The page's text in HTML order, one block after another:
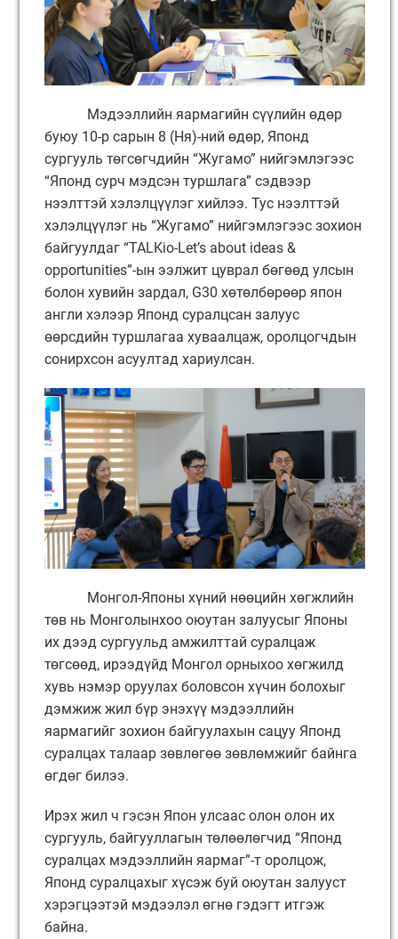
Мэдээллийн яармагийн сүүлийн өдөр
буюу 10-р сарын 8 (Ня)-ний өдөр, Японд
сургууль төгсөгчдийн “Жугамо” нийгэмлэгээс
“Японд сурч мэдсэн туршлага” сэдвээр
нээлттэй хэлэлцүүлэг хийлээ. Тус нээлттэй
хэлэлцүүлэг нь “Жугамо” нийгэмлэгээс зохион
байгуулдаг “TALKio-Let’s about ideas &
opportunities”-ын ээлжит цуврал бөгөөд улсын
болон хувийн зардал, G30 хөтөлбөрөөр япон
англи хэлээр Японд суралцсан залуус
өөрсдийн туршлагаа хуваалцаж, оролцогчдын
сонирхсон асуултад хариулсан.
Монгол-Японы хүний нөөцийн хөгжлийн
төв нь Монголынхоо оюутан залуусыг Японы
их дээд сургуульд амжилттай суралцаж
төгсөөд, ирээдүйд Монгол орныхоо хөгжилд
хувь нэмэр оруулах боловсон хүчин болохыг
дэмжиж жил бүр энэхүү мэдээллийн
яармагийг зохион байгуулахын сацуу Японд
суралцах талаар зөвлөгөө зөвлөмжийг байнга
өгдөг билээ.
Ирэх жил ч гэсэн Япон улсаас олон олон их
сургууль, байгууллагын төлөөлөгчид “Японд
суралцах мэдээллийн яармаг”-т оролцож,
Японд суралцахыг хүсэж буй оюутан залууст
хэрэгцээтэй мэдээлэл өгнө гэдэгт итгэж
байна.